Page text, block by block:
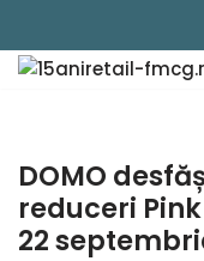
Sari
DOMO
reduceri
22